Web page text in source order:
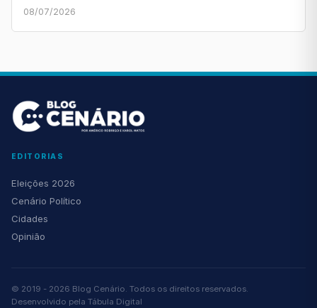
08/07/2026
EDITORIAS
Eleições 2026
Cenário Político
Cidades
Opinião
© 2019 - 2026 Blog Cenário. Todos os direitos reservados.
Desenvolvido pela Tábula Digital